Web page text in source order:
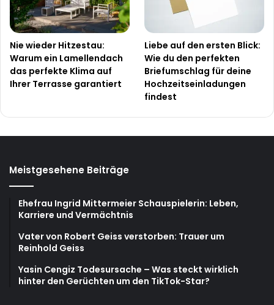
Nie wieder Hitzestau:
Warum ein Lamellendach
das perfekte Klima auf
Ihrer Terrasse garantiert
Liebe auf den ersten Blick:
Wie du den perfekten
Briefumschlag für deine
Hochzeitseinladungen
findest
Meistgesehene Beiträge
Ehefrau Ingrid Mittermeier Schauspielerin: Leben,
Karriere und Vermächtnis
Vater von Robert Geiss verstorben: Trauer um
Reinhold Geiss
Yasin Cengiz Todesursache – Was steckt wirklich
hinter den Gerüchten um den TikTok-Star?